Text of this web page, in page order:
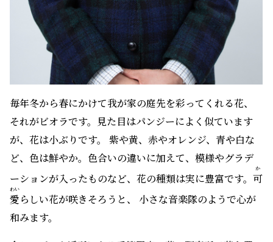
毎年冬から春にかけて我が家の庭先を彩ってくれる花、
それがビオラです。見た目はパンジーによく似ています
が、花は小ぶりです。 紫や黄、赤やオレンジ、青や白な
ど、色は鮮やか。色合いの違いに加えて、模様やグラデ
ーションが入ったものなど、花の種類は実に豊富です。 可
か
愛
わい
らしい花が咲きそろうと、 小さな音楽隊のようで心が
和みます。